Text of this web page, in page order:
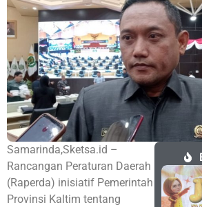
Samarinda,Sketsa.id –
Rancangan Peraturan Daerah
(Raperda) inisiatif Pemerintah
Provinsi Kaltim tentang